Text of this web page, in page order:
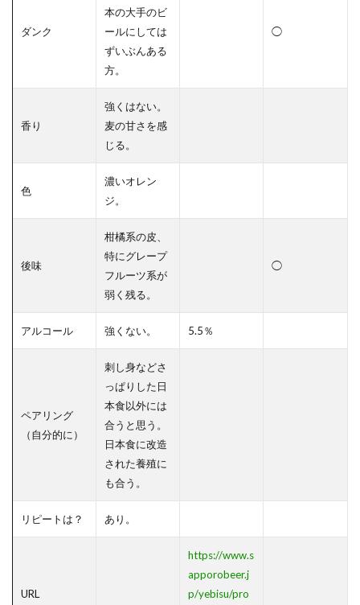
ダンク
本の大手のビ
ールにしては
ずいぶんある
方。
◯
香り
強くはない。
麦の甘さを感
じる。
色
濃いオレン
ジ。
後味
柑橘系の皮、
特にグレープ
フルーツ系が
弱く残る。
◯
アルコール 強くない。 5.5％
ペアリング
（自分的に）
刺し身などさ
っぱりした日
本食以外には
合うと思う。
日本食に改造
された養殖に
も合う。
リピートは？ あり。
URL
https://www.s
apporobeer.j
p/yebisu/pro